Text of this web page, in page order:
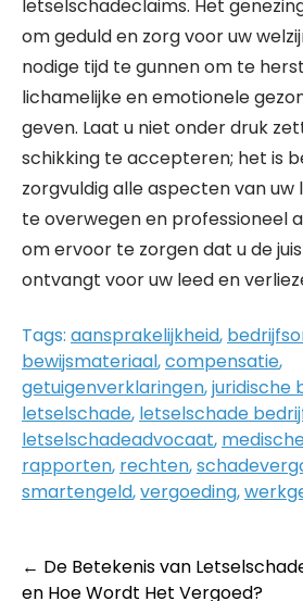
letselschadeclaims. Het
om geduld en zorg voor uw
nodige tijd te gunnen om te
lichamelijke en emotionele
geven. Laat u niet onder druk
schikking te accepteren; het is
zorgvuldig alle aspecten van
te overwegen en professioneel
om ervoor te zorgen dat u de
ontvangt voor uw leed en
Tags: aansprakelijkheid,
bewijsmateriaal,compensatie,
getuigenverklaringen,juridische
letselschade, letselschade
letselschadeadvocaat,
rapporten, rechten,
smartengeld,vergoeding,
Post
← De Betekenis van
en Hoe Wordt Het Vergoed?